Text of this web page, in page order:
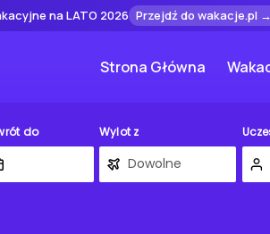
na LATO 2026 Przejdź do wakacje.pl
Strona Główna
do Wylot z